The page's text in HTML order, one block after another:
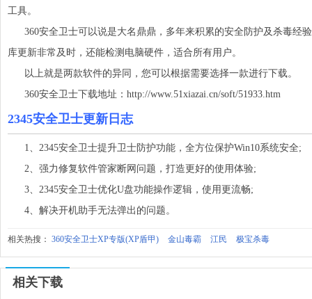
工具。
360安全卫士可以说是大名鼎鼎，多年来积累的安全防护及杀毒经
库更新非常及时，还能检测电脑硬件，适合所有用户。
以上就是两款软件的异同，您可以根据需要选择一款进行下载。
360安全卫士下载地址：http://www.51xiazai.cn/soft/51933.htm
2345安全卫士更新日志
1、2345安全卫士提升卫士防护功能，全方位保护Win10系统安全;
2、强力修复软件管家断网问题，打造更好的使用体验;
3、2345安全卫士优化U盘功能操作逻辑，使用更流畅;
4、解决开机助手无法弹出的问题。
相关热搜： 360安全卫士XP专版(XP盾甲) 金山毒霸 江民 极宝杀毒
相关下载